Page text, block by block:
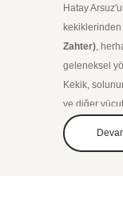
Hatay
Zahter),
geleneksel
Kekik,
ve diğer
besindir.
ya da